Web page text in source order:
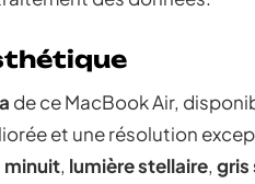
de ce MacBook Air,
et une résolution
minuit, lumière stellaire, gris